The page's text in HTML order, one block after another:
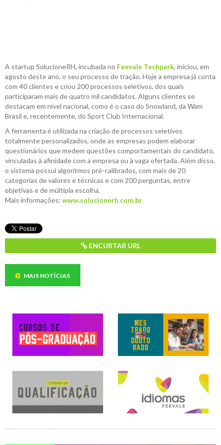
A startup SolucioneRH, incubada no Feevale Techpark, iniciou, em
agosto deste ano, o seu processo de tração. Hoje a empresa já conta
com 40 clientes e criou 200 processos seletivos, dos quais
participaram mais de quatro mil candidatos. Alguns clientes se
destacam em nível nacional, como é o caso do Snowland, da Wam
Brasil e, recentemente, do Sport Club Internacional.
A ferramenta é utilizada na criação de processos seletivos
totalmente personalizados, onde as empresas podem elaborar
questionários que medem questões comportamentais do candidato,
vinculadas à afinidade com a empresa ou à vaga ofertada. Além disso,
o sistema possui algoritmos pré-calibrados, com mais de 20
categorias de valores e técnicas e com 200 perguntas, entre
objetivas e de múltipla escolha.
Mais informações: www.solucionerh.com.br
ENCURTAR URL
MAIS NOTÍCIAS